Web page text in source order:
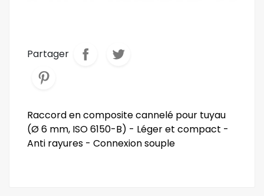
Partager
Raccord en composite cannelé pour tuyau
(Ø 6 mm, ISO 6150-B) - Léger et compact -
Anti rayures - Connexion souple